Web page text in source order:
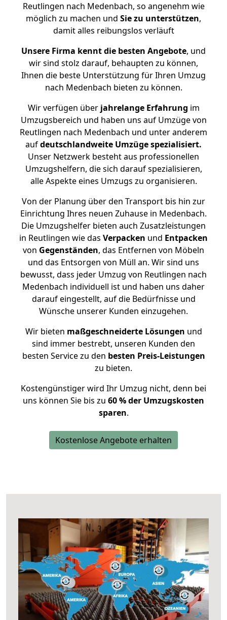
Reutlingen nach Medenbach, so angenehm wie
möglich zu machen und Sie zu unterstützen,
damit alles reibungslos verläuft
Unsere Firma kennt die besten Angebote, und
wir sind stolz darauf, behaupten zu können,
Ihnen die beste Unterstützung für Ihren Umzug
nach Medenbach bieten zu können.
Wir verfügen überjahrelange Erfahrung im
Umzugsbereich und haben uns auf Umzüge von
Reutlingen nach Medenbach und unter anderem
aufdeutschlandweite Umzüge spezialisiert.
Unser Netzwerk besteht aus professionellen
Umzugshelfern, die sich darauf spezialisieren,
alle Aspekte eines Umzugs zu organisieren.
Von der Planung über den Transport bis hin zur
Einrichtung Ihres neuen Zuhause in Medenbach.
Die Umzugshelfer bieten auch Zusatzleistungen
in Reutlingen wie das Verpacken und Entpacken
von Gegenständen, das Entfernen von Möbeln
und das Entsorgen von Müll an. Wir sind uns
bewusst, dass jeder Umzug von Reutlingen nach
Medenbach individuell ist und haben uns daher
darauf eingestellt, auf die Bedürfnisse und
Wünsche unserer Kunden einzugehen.
Wir bieten maßgeschneiderte Lösungen und
sind immer bestrebt, unseren Kunden den
besten Service zu den besten Preis-Leistungen
zu bieten.
Kostengünstiger wird Ihr Umzug nicht, denn bei
uns können Sie bis zu 60 % der Umzugskosten
sparen.
Kostenlose Angebote erhalten